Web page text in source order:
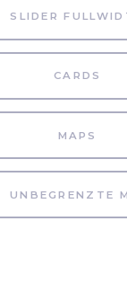
SLIDER
CARDS
MAPS